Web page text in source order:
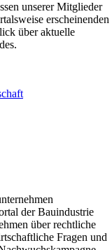
unserer Mitglieder
erscheinenden
über aktuelle
der Bauindustrie
über rechtliche
Fragen und